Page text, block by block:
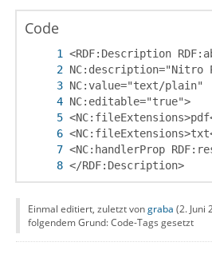
Code
</RDF:Description>
Einmal editiert, zuletzt vongraba (2. Juni
folgendem Grund: Code-Tags gesetzt